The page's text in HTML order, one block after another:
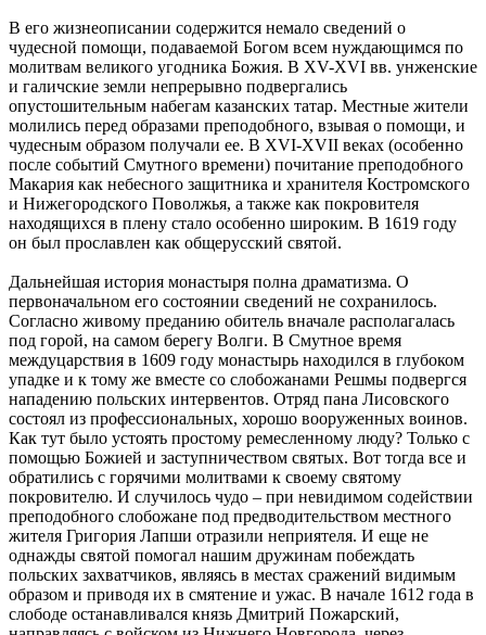
В его жизнеописании содержится немало сведений о
чудесной помощи, подаваемой Богом всем нуждающимся по
молитвам великого угодника Божия. В ХV-XVI вв. унженские
и галичские земли непрерывно подвергались
опустошительным набегам казанских татар. Местные жители
молились перед образами преподобного, взывая о помощи, и
чудесным образом получали ее. В ХVI-XVII веках (особенно
после событий Смутного времени) почитание преподобного
Макария как небесного защитника и хранителя Костромского
и Нижегородского Поволжья, а также как покровителя
находящихся в плену стало особенно широким. В 1619 году
он был прославлен как общерусский святой.
Дальнейшая история монастыря полна драматизма. О
первоначальном его состоянии сведений не сохранилось.
Согласно живому преданию обитель вначале располагалась
под горой, на самом берегу Волги. В Смутное время
междуцарствия в 1609 году монастырь находился в глубоком
упадке и к тому же вместе со слобожанами Решмы подвергся
нападению польских интервентов. Отряд пана Лисовского
состоял из профессиональных, хорошо вооруженных воинов.
Как тут было устоять простому ремесленному люду? Только с
помощью Божией и заступничеством святых. Вот тогда все и
обратились с горячими молитвами к своему святому
покровителю. И случилось чудо – при невидимом содействии
преподобного слобожане под предводительством местного
жителя Григория Лапши отразили неприятеля. И еще не
однажды святой помогал нашим дружинам побеждать
польских захватчиков, являясь в местах сражений видимым
образом и приводя их в смятение и ужас. В начале 1612 года в
слободе останавливался князь Дмитрий Пожарский,